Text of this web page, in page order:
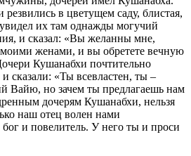
в цветущем саду, блистая,
их там однажды могучий
и сказал: «Вы желанны мне,
моими женами, и вы обретете вечную
Кушанабхи почтительно
сказали: «Ты всевластен, ты –
Вайю, но зачем ты предлагаешь нам
дочерям Кушанабхи, нельзя
наш отец волен нами
и повелитель. У него ты и проси